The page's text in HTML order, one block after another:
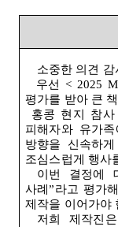
소중한 의견 감
우선
< 2025
평가를 받아 큰
홍콩 현지 참
피해자와 유가
방향을 신속하
조심스럽게 행사
이번 결정에
사례”라고 평가
제작을 이어가야
저희 제작진